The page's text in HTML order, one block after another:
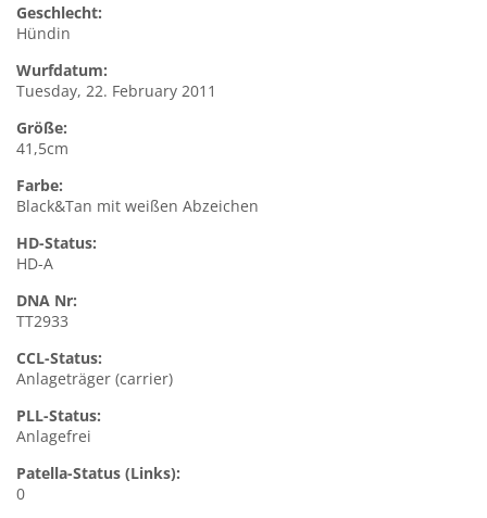
Geschlecht:
Hündin
Wurfdatum:
Tuesday, 22. February 2011
Größe:
41,5cm
Farbe:
Black&Tan mit weißen Abzeichen
HD-Status:
HD-A
DNA Nr:
TT2933
CCL-Status:
Anlageträger (carrier)
PLL-Status:
Anlagefrei
Patella-Status (Links):
0